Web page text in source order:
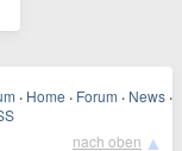
· Home · Forum · News ·
nach oben ▲